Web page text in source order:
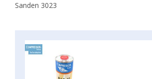
Sanden 3023